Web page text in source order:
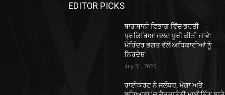
EDITOR PICKS
ਬਾਗ਼ਬਾਨੀ ਵਿਭਾਗ ਵਿੱਚ ਭਰਤੀ
ਪ੍ਰਕਿਰਿਆ ਜਲਦ ਪੂਰੀ ਕੀਤੀ ਜਾਵੇ:
ਮੋਹਿੰਦਰ ਭਗਤ ਵੱਲੋਂ ਅਧਿਕਾਰੀਆਂ ਨੂੰ
ਨਿਰਦੇਸ਼
July 31, 2026
ਹਾਈਕੋਰਟ ਨੇ ਜਲੰਧਰ, ਮੋਗਾ ਅਤੇ